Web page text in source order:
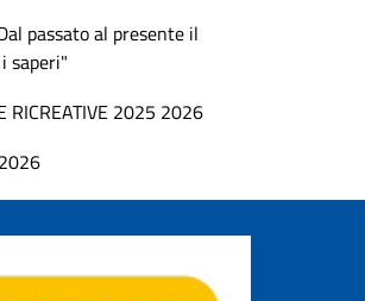
passato al presente il
saperi"
RICREATIVE 2025 2026